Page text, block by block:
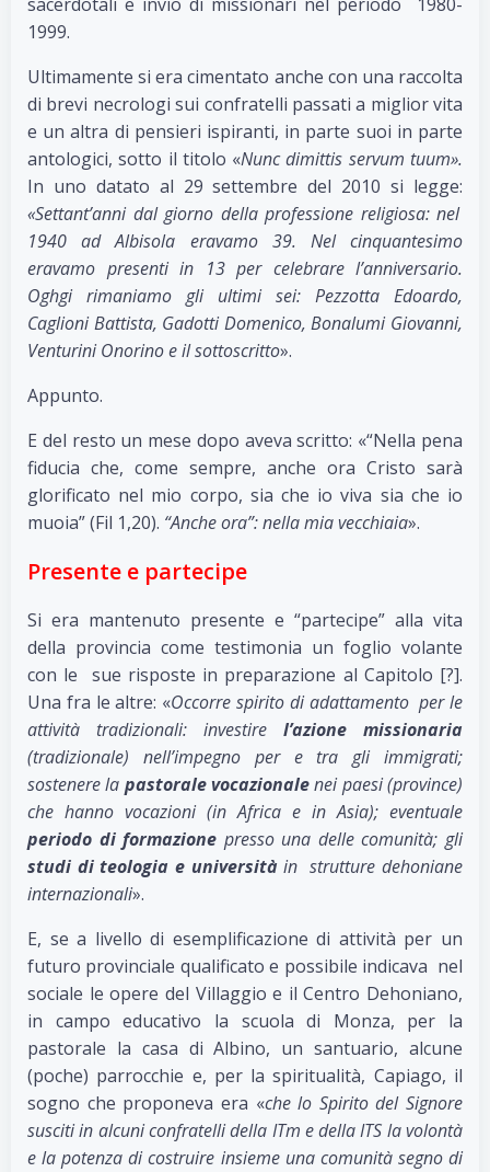
1999.
Ultimamente si era cimentato anche con una raccolta
di brevi necrologi sui confratelli passati a miglior vita
e un altra di pensieri ispiranti, in parte suoi in parte
antologici, sotto il titolo «Nunc dimittis servum tuum».
In uno datato al 29 settembre del 2010 si legge:
«Settant’anni dal giorno della professione religiosa: nel
1940 ad Albisola eravamo 39. Nel cinquantesimo
eravamo presenti in 13 per celebrare l’anniversario.
Oghgi rimaniamo gli ultimi sei: Pezzotta Edoardo,
Caglioni Battista, Gadotti Domenico, Bonalumi Giovanni,
Venturini Onorino e il sottoscritto».
Appunto.
E del resto un mese dopo aveva scritto: «“Nella pena
fiducia che, come sempre, anche ora Cristo sarà
glorificato nel mio corpo, sia che io viva sia che io
muoia” (Fil 1,20). “Anche ora”: nella mia vecchiaia».
Presente e partecipe
Si era mantenuto presente e “partecipe” alla vita
della provincia come testimonia un foglio volante
con le sue risposte in preparazione al Capitolo [?].
Una fra le altre: «Occorre spirito di adattamento per le
attività tradizionali: investire l’azione missionaria
(tradizionale) nell’impegno per e tra gli immigrati;
sostenere la pastorale vocazionalenei paesi (province)
che hanno vocazioni (in Africa e in Asia); eventuale
periodo di formazione presso una delle comunità; gli
studi di teologia e universitàin strutture dehoniane
internazionali».
E, se a livello di esemplificazione di attività per un
futuro provinciale qualificato e possibile indicava nel
sociale le opere del Villaggio e il Centro Dehoniano,
in campo educativo la scuola di Monza, per la
pastorale la casa di Albino, un santuario, alcune
(poche) parrocchie e, per la spiritualità, Capiago, il
sogno che proponeva era «che lo Spirito del Signore
susciti in alcuni confratelli della ITm e della ITS la volontà
e la potenza di costruire insieme una comunità segno di